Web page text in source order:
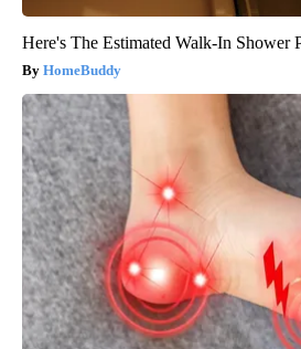
Here's The Estimated Walk-In Shower
HomeBuddy